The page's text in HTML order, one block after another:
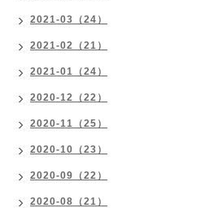
2021-03（24）
2021-02（21）
2021-01（24）
2020-12（22）
2020-11（25）
2020-10（23）
2020-09（22）
2020-08（21）